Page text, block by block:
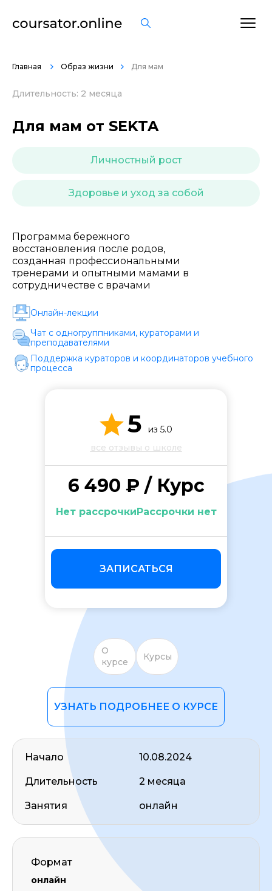
Главная Образ жизни Для мам
Длительность: 2 месяца
Для мам от SEKTA
Личностный рост
Здоровье и уход за собой
Программа бережного
восстановления после родов,
созданная профессиональными
тренерами и опытными мамами в
сотрудничестве с врачами
Онлайн-лекции
Чат с одногруппниками, кураторами и
преподавателями
Поддержка кураторов и координаторов учебного
процесса
5
из 5.0
все отзывы о школе
6 490 ₽ / Курс
Нет рассрочкиРассрочки нет
ЗАПИСАТЬСЯ
О
курсе
Курсы
УЗНАТЬ ПОДРОБНЕЕ О КУРСЕ
Начало
Длительность
Занятия
10.08.2024
2 месяца
онлайн
Формат
онлайн
Стоимость *
Подача материала *
Программа обучения *
ОСТАВИТЬ ОТЗЫВ